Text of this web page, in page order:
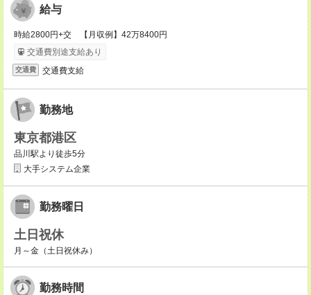
給与
時給2800円+交 【月収例】42万8400円
交通費別途支給あり
交通費 交通費支給
勤務地
東京都港区
品川駅より徒歩5分
大手システム企業
勤務曜日
土日祝休
月～金（土日祝休み）
勤務時間